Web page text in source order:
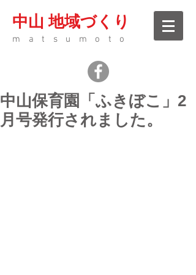
中山 地域づくり
matsumoto
中山保育園「ふきぼこ」2
月号発行されました。